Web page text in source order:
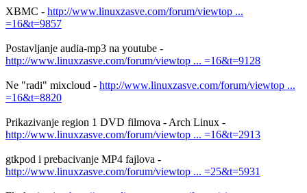
XBMC - http://www.linuxzasve.com/forum/viewtop ...
=16&t=9857
Postavljanje audia-mp3 na youtube -
http://www.linuxzasve.com/forum/viewtop ... =16&t=9128
Ne "radi" mixcloud - http://www.linuxzasve.com/forum/viewtop ...
=16&t=8820
Prikazivanje region 1 DVD filmova - Arch Linux -
http://www.linuxzasve.com/forum/viewtop ... =16&t=2913
gtkpod i prebacivanje MP4 fajlova -
http://www.linuxzasve.com/forum/viewtop ... =25&t=5931